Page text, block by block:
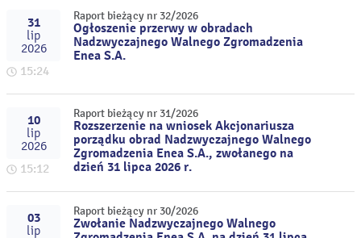
31
lip
2026
15:24
Raport bieżący nr 32/2026
Ogłoszenie przerwy w obradach
Nadzwyczajnego Walnego Zgromadzenia
Enea S.A.
10
lip
2026
15:12
Raport bieżący nr 31/2026
Rozszerzenie na wniosek Akcjonariusza
porządku obrad Nadzwyczajnego Walnego
Zgromadzenia Enea S.A., zwołanego na
dzień 31 lipca 2026 r.
03
lip
Raport bieżący nr 30/2026
Zwołanie Nadzwyczajnego Walnego